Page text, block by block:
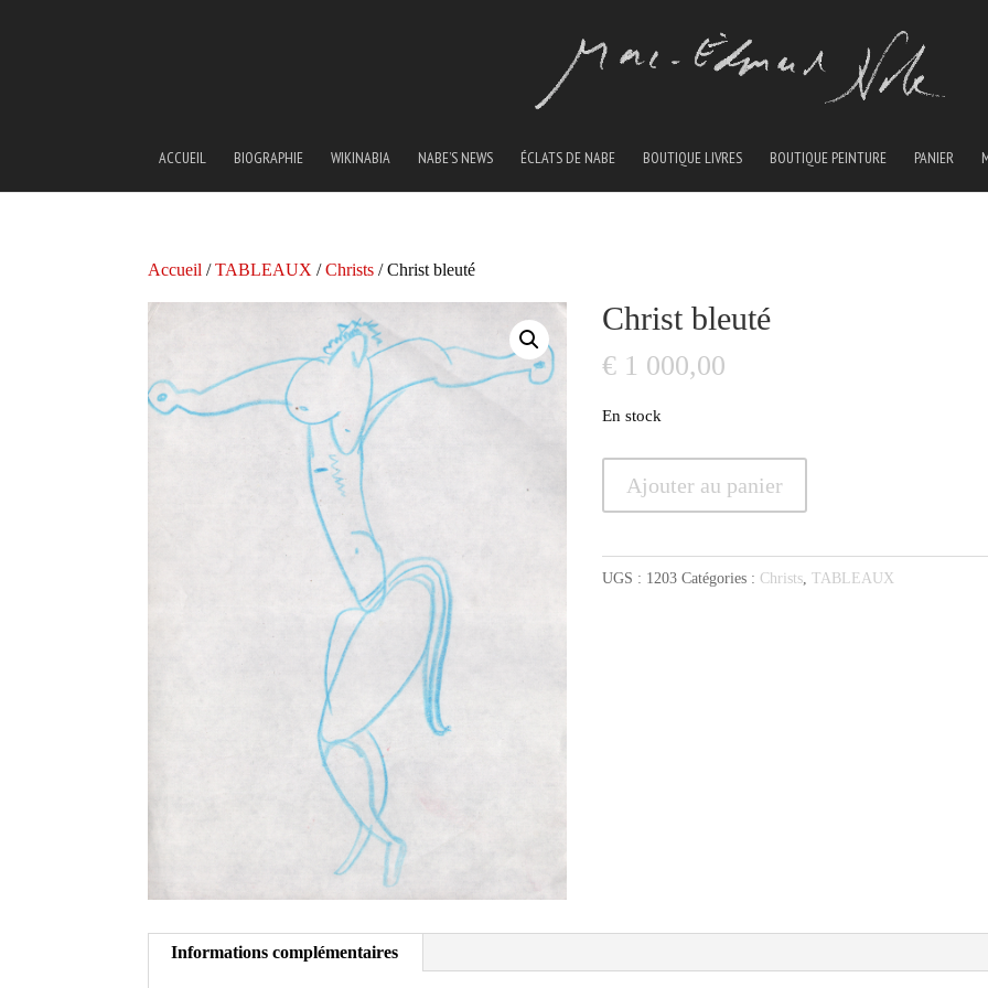
ACCUEIL BIOGRAPHIE WIKINABIA NABE’S NEWS ÉCLATS DE NABE BOUTIQUE LIVRES BOUTIQUE PEINTURE PANIER
Accueil /TABLEAUX /Christs / Christ bleuté
Christ bleuté
€ 1 000,00
En stock
bleuté
Ajouter au panier
UGS : 1203 Catégories : Christs,TABLEAUX
Informations complémentaires